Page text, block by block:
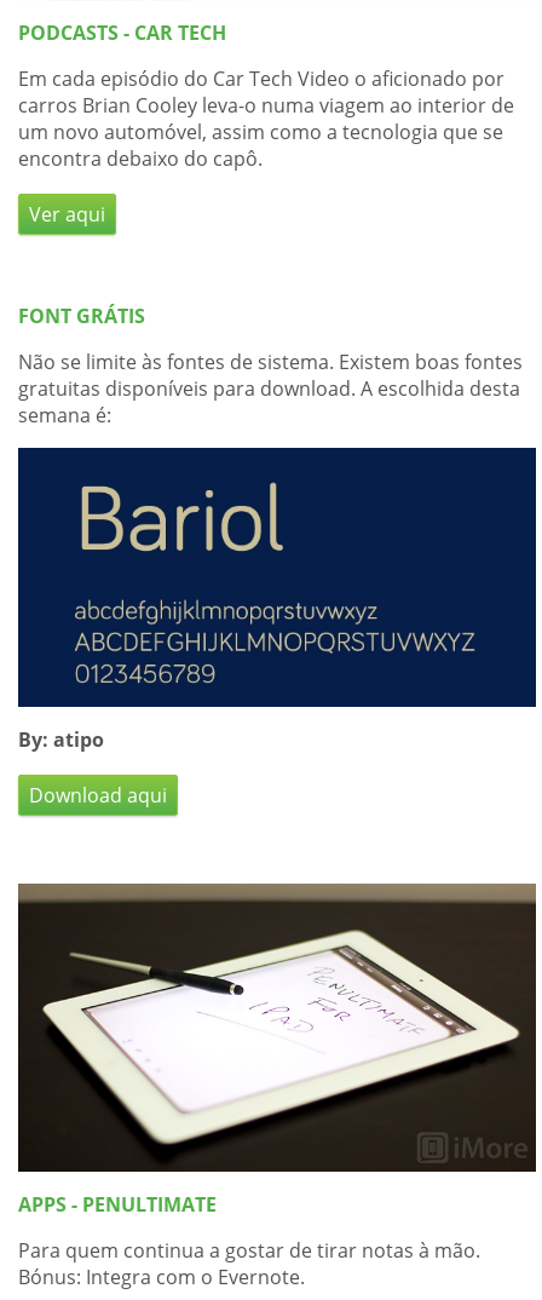
PODCASTS - CAR TECH
Em cada episódio do Car Tech Video o aficionado por
carros Brian Cooley leva-o numa viagem ao interior de
um novo automóvel, assim como a tecnologia que se
encontra debaixo do capô.
Ver aqui
FONT GRÁTIS
Não se limite às fontes de sistema. Existem boas fontes
gratuitas disponíveis para download. A escolhida desta
semana é:
By:atipo
Download aqui
APPS - PENULTIMATE
Para quem continua a gostar de tirar notas à mão.
Bónus: Integra com o Evernote.